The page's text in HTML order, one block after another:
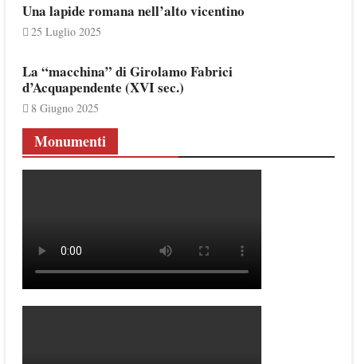
Una lapide romana nell’alto vicentino
25 Luglio 2025
La “macchina” di Girolamo Fabrici
d’Acquapendente (XVI sec.)
8 Giugno 2025
Monumenti